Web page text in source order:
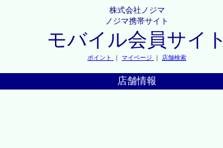
株式会社ノジマ
ノジマ携帯サイト
モバイル会員サイト
ポイント ｜ マイページ ｜ 店舗検索
店舗情報